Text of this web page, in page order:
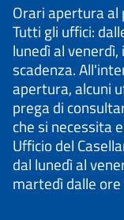
Orari apertura al
Tutti gli uffici:
lunedì al
scadenza.
apertura, alcuni
prega di
che si necessita
Ufficio del
dal lunedì al
martedì dalle